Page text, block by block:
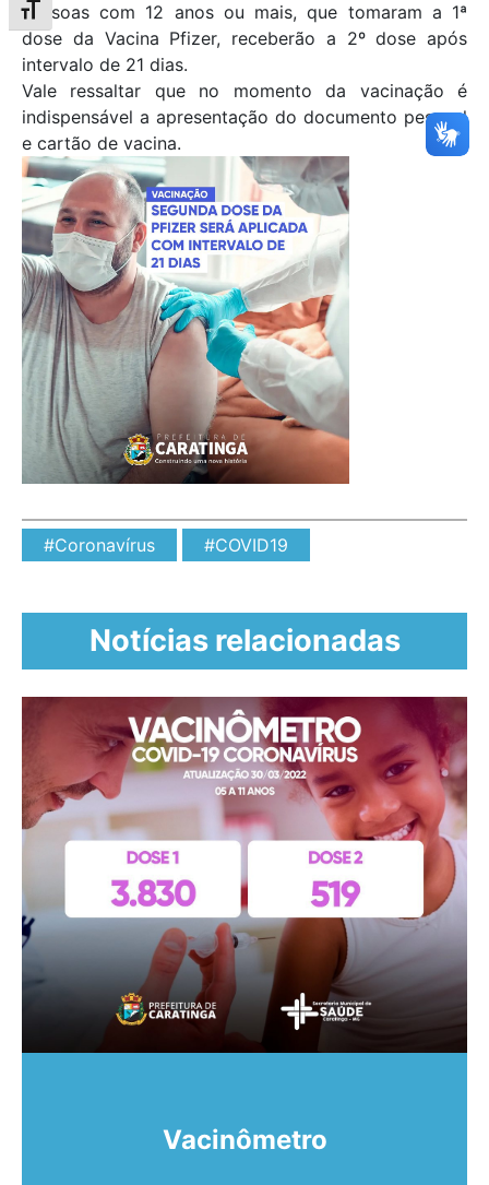
Alternar tamanho da fonte
pessoas com 12 anos ou mais, que tomaram a 1ª
dose da Vacina Pfizer, receberão a 2º dose após
intervalo de 21 dias.
Vale ressaltar que no momento da vacinação é
indispensável a apresentação do documento pessoal
e cartão de vacina.
#Coronavírus #COVID19
Notícias relacionadas
Vacinômetro